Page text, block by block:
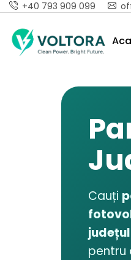
+40 793 909 099
Cauți
pentru